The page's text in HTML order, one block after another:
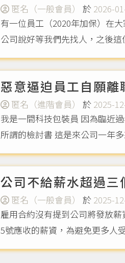
匿名（一般會員） 於 2026-
有一位員工（2020年加保）在
公司說好等我們先找人，之後
惡意逼迫員工自願
匿名（進階會員） 於 2025-
我是一間科技包裝員 因為臨近
所謂的檢討書 這是來公司一年
公司不給薪水超過三
匿名（一般會員） 於 2025-
雇用合約沒有提到公司將發放
5號應收的薪資，為避免更多人